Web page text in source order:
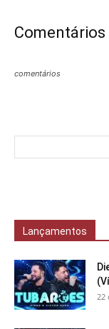
Comentários
comentários
Lançamentos
22